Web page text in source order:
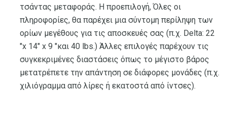
τσάντας μεταφοράς. Η προεπιλογή, Όλες οι
πληροφορίες, θα παρέχει μια σύντομη περίληψη των
ορίων μεγέθους για τις αποσκευές σας (π.χ. Delta: 22
"x 14" x 9 "και 40 lbs.) Άλλες επιλογές παρέχουν τις
συγκεκριμένες διαστάσεις όπως το μέγιστο βάρος
μετατρέπετε την απάντηση σε διάφορες μονάδες (π.χ.
χιλιόγραμμα από λίρες ή εκατοστά από ίντσες).